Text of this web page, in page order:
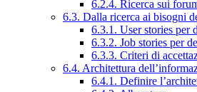
6.2.4. Ricerca sui
6.3. Dalla ricerca ai bisogni
6.3.1. User stories per
6.3.2. Job stories per
6.3.3. Criteri di
6.4. Architettura
6.4.1. Definire